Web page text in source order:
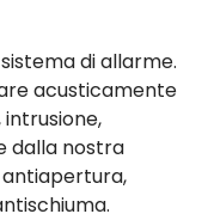
di allarme.
acusticamente
dalla nostra
antiapertura,